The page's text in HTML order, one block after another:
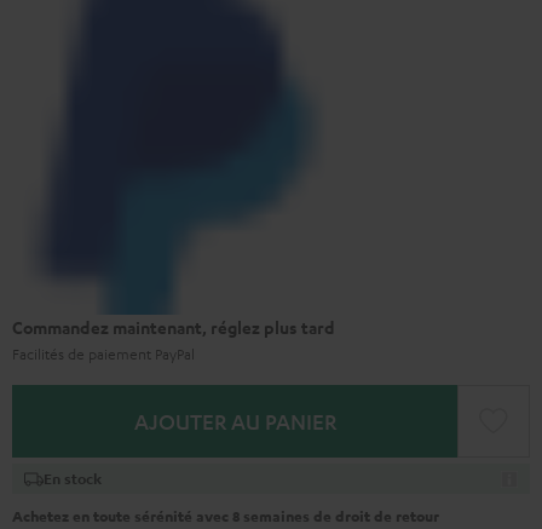
Commandez maintenant, réglez plus tard
Facilités de paiement PayPal
AJOUTER AU PANIER
En stock
Achetez en toute sérénité avec 8 semaines de droit de retour